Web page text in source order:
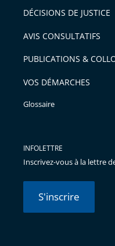
pour
avant
DÉCISIONS DE JUSTICE
AVIS CONSULTATIFS
PUBLICATIONS &
VOS DÉMARCHES
Glossaire
INFOLETTRE
Inscrivez-vous à la lettre
S'inscrire